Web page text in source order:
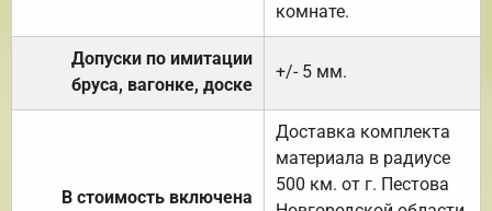
комнате.
Допуски по имитации
бруса, вагонке, доске
+/- 5 мм.
В стоимость включена
Доставка комплекта
материала в радиусе
500 км. от г. Пестова